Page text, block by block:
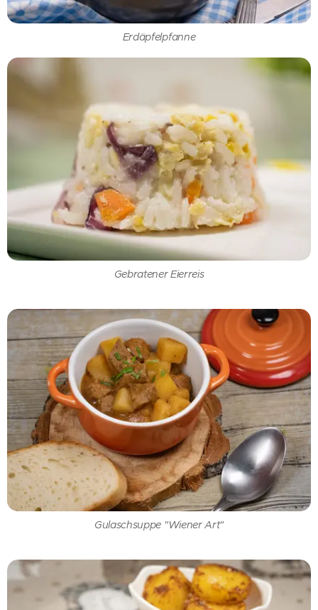
Erdäpfelpfanne
Gebratener Eierreis
Gulaschsuppe "Wiener Art"